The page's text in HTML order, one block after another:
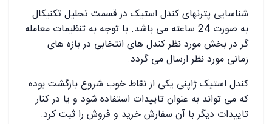
شناسایی پترنهای کندل استیک در قسمت تحلیل تکنیکال
به صورت 24 ساعته می باشد. با توجه به تنظیمات معامله
گر در بخش مورد نظر کندل های انتخابی در بازه های
زمانی مورد نظر ارسال می گردد.
کندل استیک ژاپنی یکی از نقاط خوب شروع بازگشت بوده
که می تواند به عنوان تاییدات استفاده شود و یا در کنار
تاییدات دیگر با آن سفارش خرید و فروش را ثبت کرد.